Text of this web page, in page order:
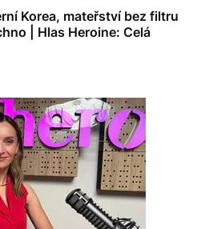
Korea, mateřství bez filtru
| Hlas Heroine: Celá